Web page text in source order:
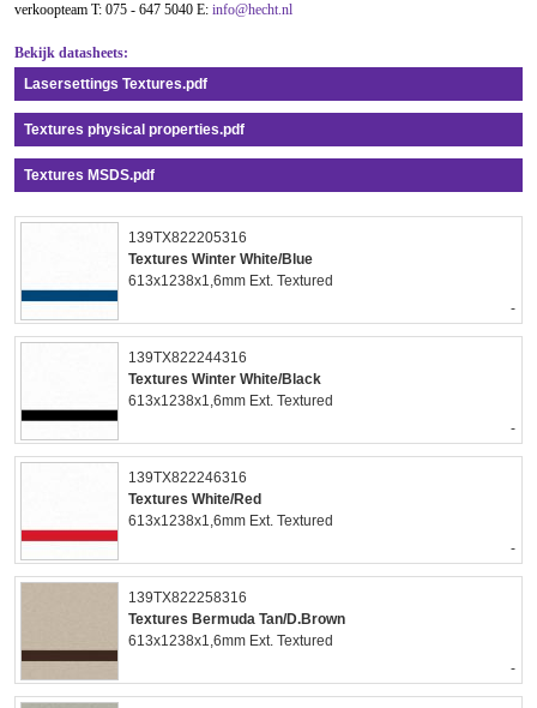
verkoopteam T: 075 - 647 5040 E: info@hecht.nl
Bekijk datasheets:
Lasersettings Textures.pdf
Textures physical properties.pdf
Textures MSDS.pdf
139TX822205316
Textures Winter White/Blue
613x1238x1,6mm Ext. Textured
-
139TX822244316
Textures Winter White/Black
613x1238x1,6mm Ext. Textured
-
139TX822246316
Textures White/Red
613x1238x1,6mm Ext. Textured
-
139TX822258316
Textures Bermuda Tan/D.Brown
613x1238x1,6mm Ext. Textured
-